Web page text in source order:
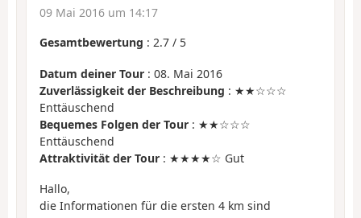
09 Mai 2016 um 14:17
Gesamtbewertung : 2.7 / 5
Datum deiner Tour : 08. Mai 2016
Zuverlässigkeit der Beschreibung : ★★☆☆☆
Enttäuschend
Bequemes Folgen der Tour : ★★☆☆☆
Enttäuschend
Attraktivität der Tour : ★★★★☆ Gut
Hallo,
die Informationen für die ersten 4 km sind